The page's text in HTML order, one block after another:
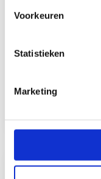
Voorkeuren
Statistieken
Marketing
Parttime (27